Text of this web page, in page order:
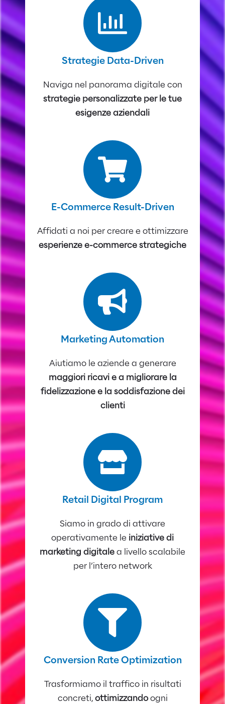
Strategie Data-Driven
Naviga nel panorama digitale con
strategie personalizzate per le tue
esigenze aziendali
E-Commerce Result-Driven
Affidati a noi per creare e ottimizzare
esperienze e-commerce strategiche
Marketing Automation
Aiutiamo le aziende a generare
maggiori ricavi e a migliorare la
fidelizzazione e la soddisfazione dei
clienti
Retail Digital Program
Siamo in grado di attivare
operativamente le iniziative di
marketing digitalea livello scalabile
per l’intero network
Conversion Rate Optimization
Trasformiamo il traffico in risultati
concreti,ottimizzandoogni